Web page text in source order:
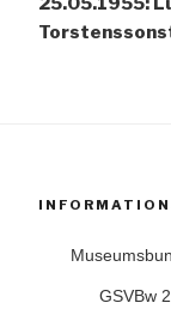
GSVBw